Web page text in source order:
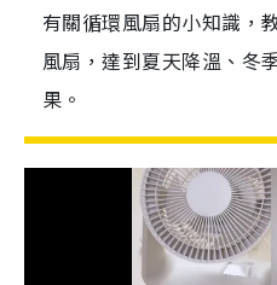
有關循環風扇的小知識，
風扇，達到夏天降溫、冬
果。